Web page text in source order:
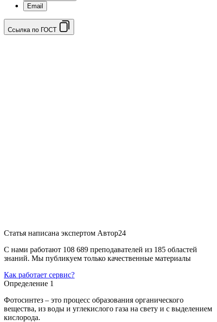
Email
Ссылка по ГОСТ
Статья написана экспертом Автор24
С нами работают 108 689 преподавателей из 185 областей
знаний. Мы публикуем только качественные материалы
Как работает сервис?
Определение 1
Фотосинтез – это процесс образования органического
вещества, из воды и углекислого газа на свету и с выделением
кислорода.